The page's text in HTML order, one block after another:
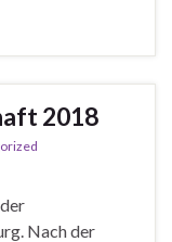
2018
Nach der